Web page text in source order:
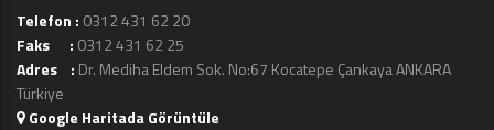
Telefon : 0312 431 62 20
Faks : 0312 431 62 25
Adres : Dr. Mediha Eldem Sok. No:67 Kocatepe Çankaya ANKARA
Türkiye
Google Haritada Görüntüle